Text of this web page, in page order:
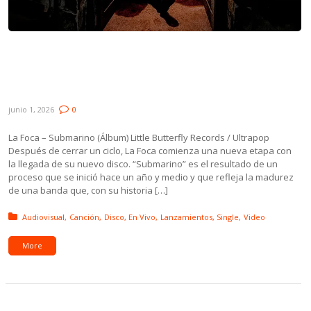
junio 1, 2026 0
La Foca – Submarino (Álbum) Little Butterfly Records / Ultrapop
Después de cerrar un ciclo, La Foca comienza una nueva etapa con
la llegada de su nuevo disco. “Submarino” es el resultado de un
proceso que se inició hace un año y medio y que refleja la madurez
de una banda que, con su historia […]
Posted in:
Audiovisual Canción Disco En Vivo Lanzamientos Single Video
More